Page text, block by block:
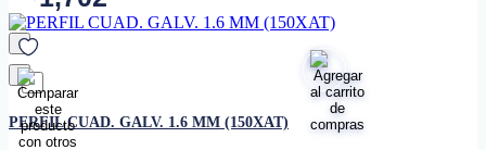
favorito
PERFIL CUAD. GALV. 1.6 MM (150XAT)